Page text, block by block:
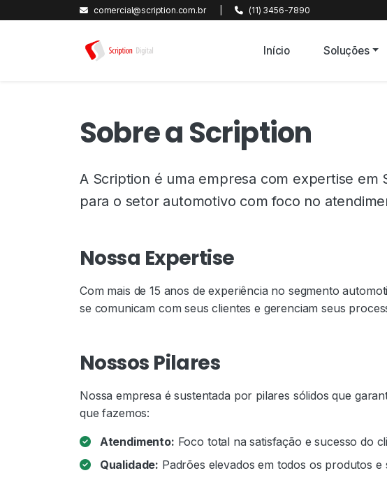
comercial@scription.com.br (11) 3456-7890
Início Soluções
Sobre a Scription
A Scription é uma empresa com expertise em
para o setor automotivo com foco no
Nossa Expertise
Com mais de 15 anos de experiência no segmento
se comunicam com seus clientes e gerenciam seus
Nossos Pilares
Nossa empresa é sustentada por pilares sólidos que
que fazemos:
Atendimento: Foco total na satisfação e sucesso do
Qualidade: Padrões elevados em todos os produtos e